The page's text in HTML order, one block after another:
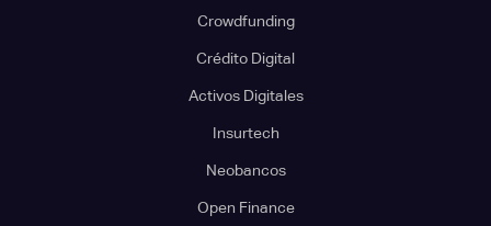
Crowdfunding
Crédito Digital
Activos Digitales
Insurtech
Neobancos
Open Finance